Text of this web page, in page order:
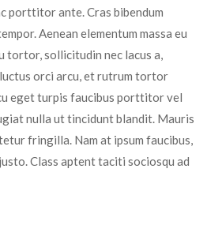
porttitor ante. Cras bibendum
Aenean elementum massa eu
tortor, sollicitudin nec lacus a,
orci arcu, et rutrum tortor
eget turpis faucibus porttitor vel
nulla ut tincidunt blandit. Mauris
fringilla. Nam at ipsum faucibus,
Class aptent taciti sociosqu ad